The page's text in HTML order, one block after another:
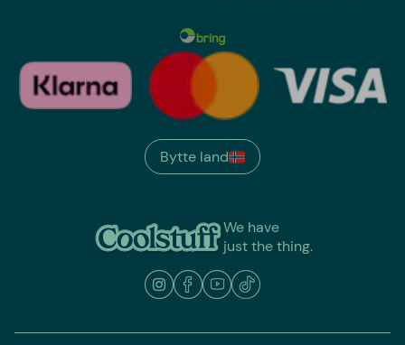
We have
just the thing.
Bytte land